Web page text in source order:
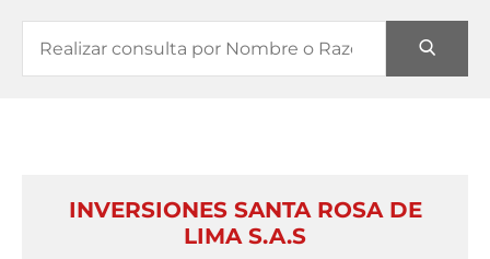
INVERSIONES SANTA ROSA DE
LIMA S.A.S